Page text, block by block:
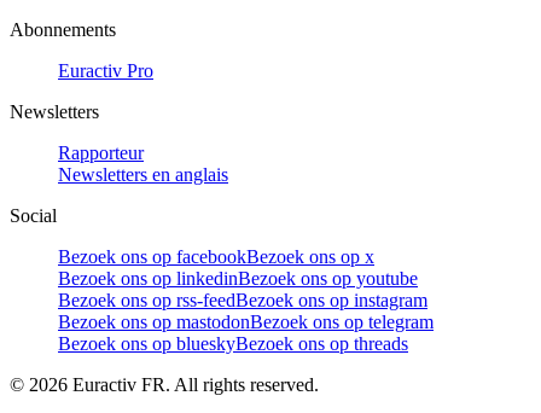
Abonnements
Euractiv Pro
Newsletters
Rapporteur
Newsletters en anglais
Social
Bezoek ons op facebookBezoek ons op x
Bezoek ons op linkedinBezoek ons op youtube
Bezoek ons op rss-feedBezoek ons op instagram
Bezoek ons op mastodonBezoek ons op telegram
Bezoek ons op blueskyBezoek ons op threads
© 2026 Euractiv FR. All rights reserved.